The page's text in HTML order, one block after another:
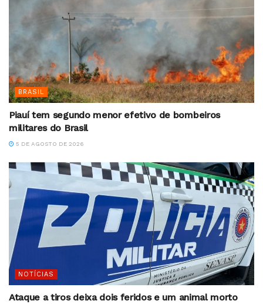
BRASIL
Piauí tem segundo menor efetivo de bombeiros
militares do Brasil
5 DE AGOSTO DE 2026
NOTÍCIAS
Ataque a tiros deixa dois feridos e um animal morto